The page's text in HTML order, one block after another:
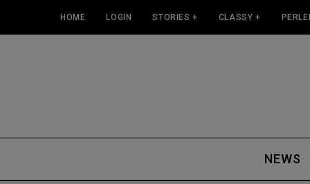
HOME LOGIN STORIES + CLASSY +
NEWS